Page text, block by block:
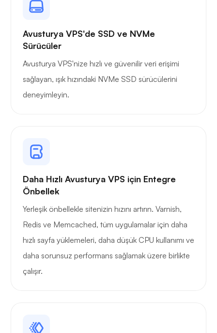
Avusturya VPS'de SSD ve NVMe
Sürücüler
Avusturya VPS'nize hızlı ve güvenilir veri erişimi
sağlayan, ışık hızındaki NVMe SSD sürücülerini
deneyimleyin.
Daha Hızlı Avusturya VPS için Entegre
Önbellek
Yerleşik önbellekle sitenizin hızını artırın. Varnish,
Redis ve Memcached, tüm uygulamalar için daha
hızlı sayfa yüklemeleri, daha düşük CPU kullanımı ve
daha sorunsuz performans sağlamak üzere birlikte
çalışır.